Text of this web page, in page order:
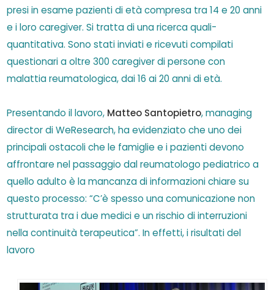
presi in esame pazienti di età compresa tra 14 e 20 anni
e i loro caregiver. Si tratta di una ricerca quali-
quantitativa. Sono stati inviati e ricevuti compilati
questionari a oltre 300 caregiver di persone con
malattia reumatologica, dai 16 ai 20 anni di età.
Presentando il lavoro, Matteo Santopietro, managing
director di WeResearch, ha evidenziato che uno dei
principali ostacoli che le famiglie e i pazienti devono
affrontare nel passaggio dal reumatologo pediatrico a
quello adulto è la mancanza di informazioni chiare su
questo processo: “C’è spesso una comunicazione non
strutturata tra i due medici e un rischio di interruzioni
nella continuità terapeutica”. In effetti, i risultati del
lavoro